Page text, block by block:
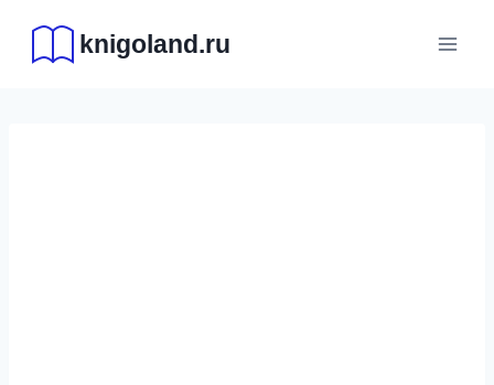
содержимому
knigoland.ru